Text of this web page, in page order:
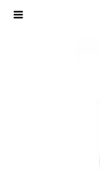
